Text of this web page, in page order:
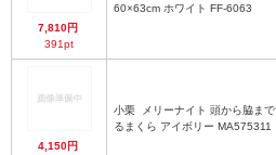
7,810円
391pt
60×63cm ホワイト FF-6063
4,150円
小栗
るまくら アイボリー MA575311